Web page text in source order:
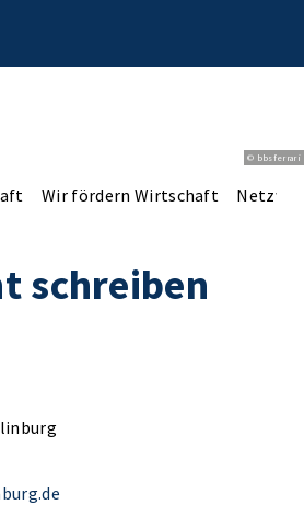
© bbsferrari
Wir fördern Wirtschaft
schreiben